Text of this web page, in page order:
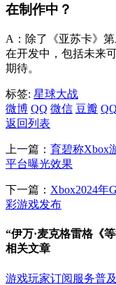
在制作中？
A：除了《亚苏卡》
在开发中，包括未来
期待。
标签: 星球大战
微博 QQ 微信 豆瓣
返回列表
上一篇： 育碧称Xbox
平台曝光效果
下一篇： Xbox2024年
彩游戏发布
“伊万·麦克格雷格《
相关文章
游戏玩家订阅服务普